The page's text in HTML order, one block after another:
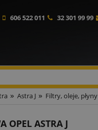
606 522 011 32 301 99 99
» Astra J » Filtry, oleje, płyny
OPEL ASTRA J